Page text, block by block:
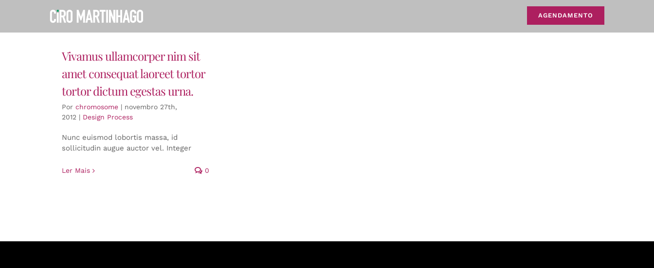
AGENDAMENTO
Vivamus ullamcorper nim sit
amet consequat laoreet tortor
tortor dictum egestas urna.
Por chromosome | novembro 27th,
2012 | Design Process
Nunc euismod lobortis massa, id
sollicitudin augue auctor vel. Integer
Ler Mais 0